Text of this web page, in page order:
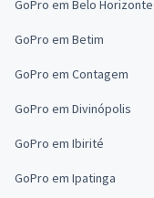
GoPro em Belo Horizonte
GoPro em Betim
GoPro em Contagem
GoPro em Divinópolis
GoPro em Ibirité
GoPro em Ipatinga